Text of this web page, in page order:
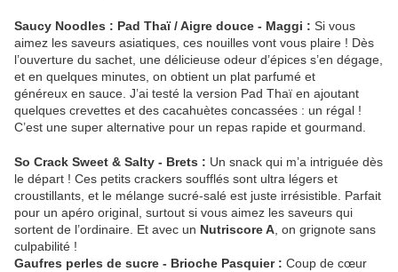
Saucy Noodles : Pad Thaï / Aigre douce - Maggi : Si vous
aimez les saveurs asiatiques, ces nouilles vont vous plaire ! Dès
l’ouverture du sachet, une délicieuse odeur d’épices s’en dégage,
et en quelques minutes, on obtient un plat parfumé et
généreux en sauce. J’ai testé la version Pad Thaï en ajoutant
quelques crevettes et des cacahuètes concassées : un régal !
C’est une super alternative pour un repas rapide et gourmand.
So Crack Sweet & Salty - Brets : Un snack qui m’a intriguée dès
le départ ! Ces petits crackers soufflés sont ultra légers et
croustillants, et le mélange sucré-salé est juste irrésistible. Parfait
pour un apéro original, surtout si vous aimez les saveurs qui
sortent de l’ordinaire. Et avec un Nutriscore A , on grignote sans
culpabilité !
Gaufres perles de sucre - Brioche Pasquier : Coup de cœur